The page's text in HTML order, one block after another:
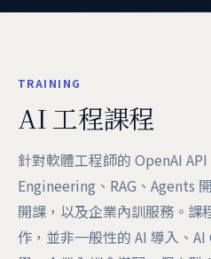
TRAINING
AI 工程課程
針對軟體工程師的 OpenAI
Engineering、RAG、Agents
開課，以及企業內訓服務。課
作，並非一般性的 AI 導入、